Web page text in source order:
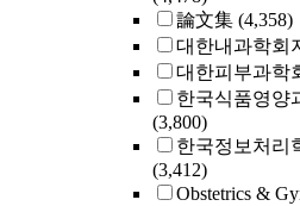
論文集 (4,358)
대한내과학회
대한피부과학
한국식품영양
(3,800)
한국정보처리
(3,412)
Obstetrics &